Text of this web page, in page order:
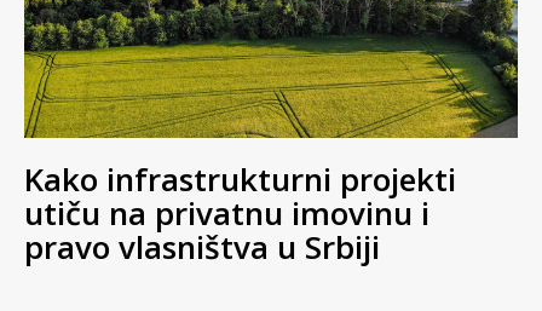
Kako infrastrukturni projekti
utiču na privatnu imovinu i
pravo vlasništva u Srbiji